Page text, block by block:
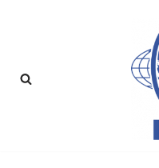
springen